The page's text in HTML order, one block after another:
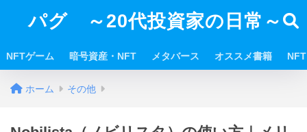
パグ ～20代投資家の日常～
NFTゲーム 暗号資産・NFT メタバース オススメ書籍
ホーム その他